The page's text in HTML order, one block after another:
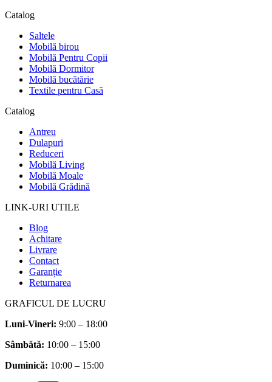
Catalog
Saltele
Mobilă birou
Mobilă Pentru Copii
Mobilă Dormitor
Mobilă bucătărie
Textile pentru Casă
Catalog
Antreu
Dulapuri
Reduceri
Mobilă Living
Mobilă Moale
Mobilă Grădină
LINK-URI UTILE
Blog
Achitare
Livrare
Contact
Garanție
Returnarea
GRAFICUL DE LUCRU
Luni-Vineri: 9:00 – 18:00
Sâmbătă: 10:00 – 15:00
Duminică: 10:00 – 15:00